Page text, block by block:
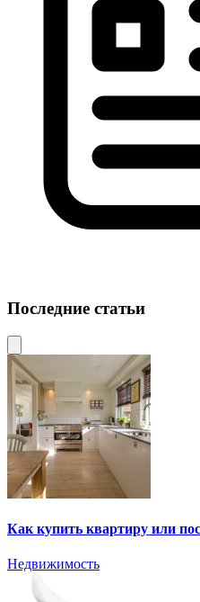
Последние статьи
Как купить квартиру или
Недвижимость